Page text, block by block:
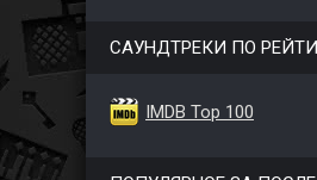
САУНДТРЕКИ ПО
IMDB Top 100